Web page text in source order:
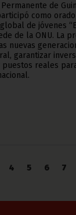
de
como
de jóvenes
de la ONU. La
nuevas
garantizar
reales
4 5 6 7